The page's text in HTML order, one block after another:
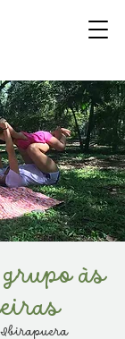
às
Ibirapuera